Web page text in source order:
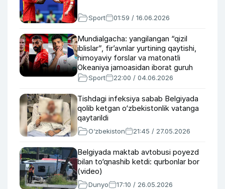
Sport 01:59 / 16.06.2026
Mundialgacha: yangilangan “qizil
iblislar”, fir’avnlar yurtining qaytishi,
himoyaviy forslar va matonatli
Okeaniya jamoasidan iborat guruh
Sport 22:00 / 04.06.2026
Tishdagi infeksiya sabab Belgiyada
qolib ketgan o‘zbekistonlik vatanga
qaytarildi
O‘zbekiston 21:45 / 27.05.2026
Belgiyada maktab avtobusi poyezd
bilan to‘qnashib ketdi: qurbonlar bor
(video)
Dunyo 17:10 / 26.05.2026